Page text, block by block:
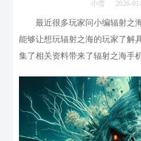
小雪 2026-
最近很多玩家问小编辐射之海
能够让想玩辐射之海的玩家了解
集了相关资料带来了辐射之海手